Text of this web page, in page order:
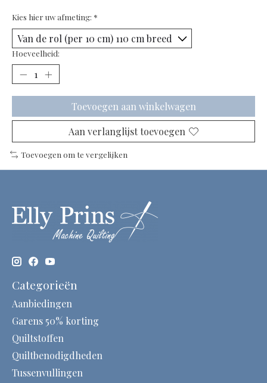
Kies hier uw afmeting: *
Hoeveelheid:
Toevoegen aan winkelwagen
Aan verlanglijst toevoegen
Toevoegen om te vergelijken
Categorieën
Aanbiedingen
Garens 50% korting
Quiltstoffen
Quiltbenodigdheden
Tussenvullingen